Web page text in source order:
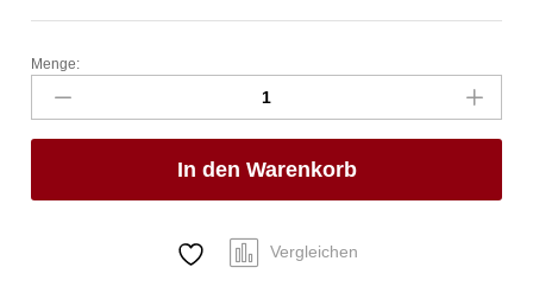
Kasserolle
ohne
Deckel,
Profi
Menge:
In den Warenkorb
Vergleichen